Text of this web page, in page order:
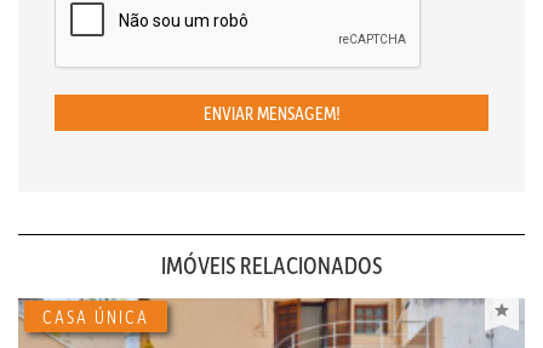
ENVIAR MENSAGEM!
IMÓVEIS RELACIONADOS